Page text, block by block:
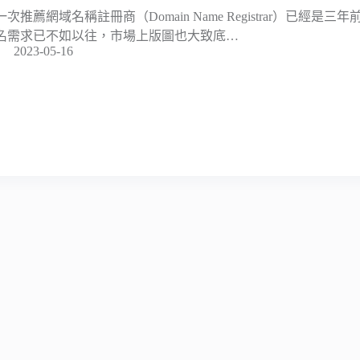
次推薦網域名稱註冊商（Domain Name Registrar）已經是三年
需求已不如以往，市場上版圖也大致底…
2023-05-16